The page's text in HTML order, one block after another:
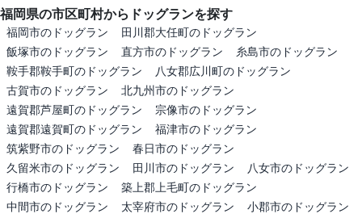
福岡県の市区町村からドッグランを探す
福岡市のドッグラン
田川郡大任町のドッグラン
飯塚市のドッグラン
直方市のドッグラン
糸島市のドッグラン
鞍手郡鞍手町のドッグラン
八女郡広川町のドッグラン
古賀市のドッグラン
北九州市のドッグラン
遠賀郡芦屋町のドッグラン
宗像市のドッグラン
遠賀郡遠賀町のドッグラン
福津市のドッグラン
筑紫野市のドッグラン
春日市のドッグラン
久留米市のドッグラン
田川市のドッグラン
八女市のドッグラン
行橋市のドッグラン
築上郡上毛町のドッグラン
中間市のドッグラン
太宰府市のドッグラン
小郡市のドッグラン